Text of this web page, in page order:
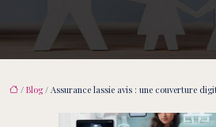
/ Blog/ Assurance lassie avis : une couverture